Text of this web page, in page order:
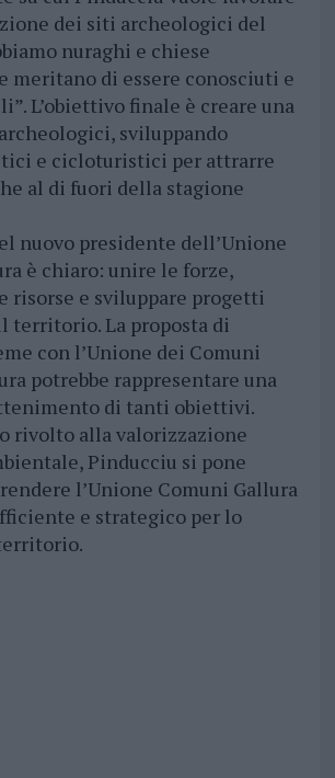
dei siti archeologici del
nuraghi e chiese
meritano di essere conosciuti e
L’obiettivo finale è creare una
sviluppando
e cicloturistici per attrarre
al di fuori della stagione
nuovo presidente dell’Unione
è chiaro: unire le forze,
risorse e sviluppare progetti
territorio. La proposta di
con l’Unione dei Comuni
potrebbe rappresentare una
di tanti obiettivi.
rivolto alla valorizzazione
Pinducciu si pone
l’Unione Comuni Gallura
e strategico per lo